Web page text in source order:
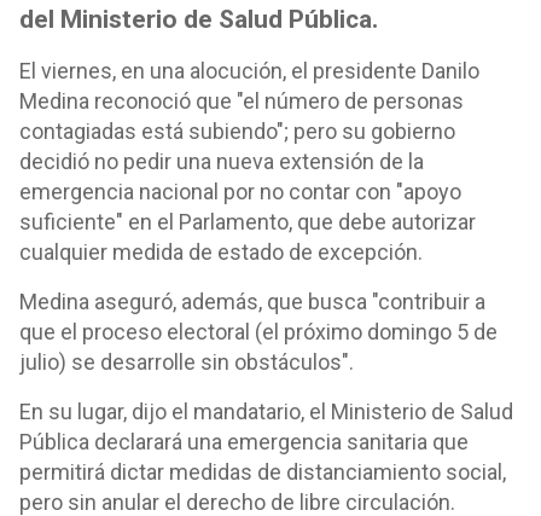
del Ministerio de Salud Pública.
El viernes, en una alocución, el presidente Danilo
Medina reconoció que "el número de personas
contagiadas está subiendo"; pero su gobierno
decidió no pedir una nueva extensión de la
emergencia nacional por no contar con "apoyo
suficiente" en el Parlamento, que debe autorizar
cualquier medida de estado de excepción.
Medina aseguró, además, que busca "contribuir a
que el proceso electoral (el próximo domingo 5 de
julio) se desarrolle sin obstáculos".
En su lugar, dijo el mandatario, el Ministerio de Salud
Pública declarará una emergencia sanitaria que
permitirá dictar medidas de distanciamiento social,
pero sin anular el derecho de libre circulación.